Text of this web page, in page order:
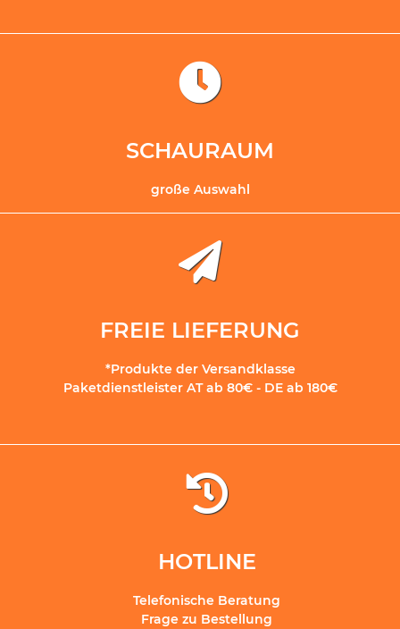
SCHAURAUM
große Auswahl
FREIE LIEFERUNG
*Produkte der Versandklasse
Paketdienstleister AT ab 80€ - DE ab 180€
HOTLINE
Telefonische Beratung
Frage zu Bestellung